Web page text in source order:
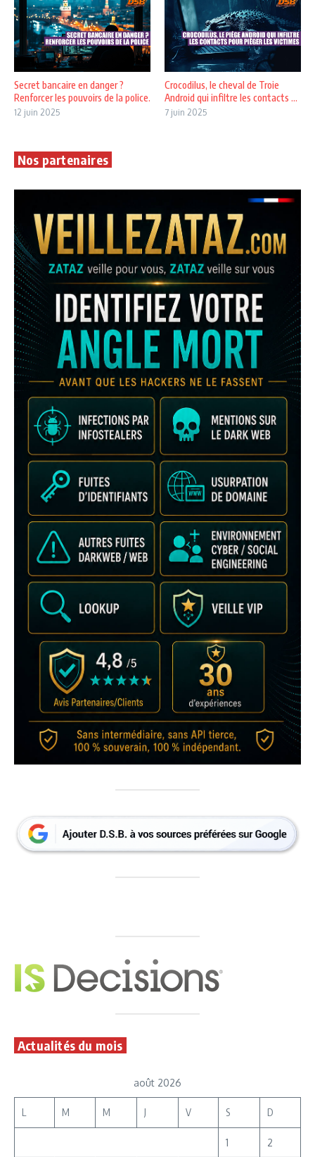
Secret bancaire en danger ?
Renforcer les pouvoirs de la police.
12 juin 2025
Crocodilus, le cheval de Troie
Android qui infiltre les contacts ...
7 juin 2025
Nos partenaires
Actualités du mois
août 2026
L M M J V S D
1 2